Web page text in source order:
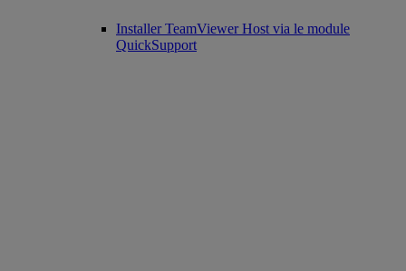
Installer TeamViewer Host via le module
QuickSupport